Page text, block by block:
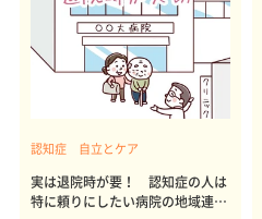
認知症 自立とケア
実は退院時が要！ 認知症の人は
特に頼りにしたい病院の地域連携